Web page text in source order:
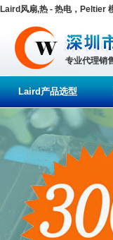
Laird风扇,热 - 热电，Peltier
专业代理销
Laird产品选型